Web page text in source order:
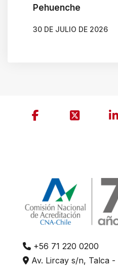
Pehuenche
30 DE JULIO DE 2026
+56 71 220 0200
Av. Lircay s/n, Talca -